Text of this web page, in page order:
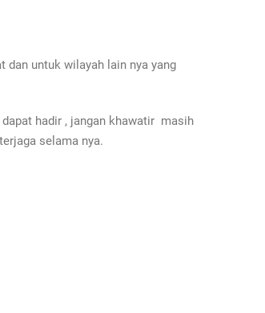
dan untuk wilayah lain nya yang
hadir , jangan khawatir masih
selama nya.